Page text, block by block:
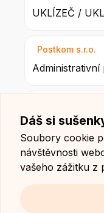
UKLÍZEČ /
Postkom s.r.o.
I&C Energo
Dáš si
Soubory cookie
návštěvnosti
vašeho zážitku z